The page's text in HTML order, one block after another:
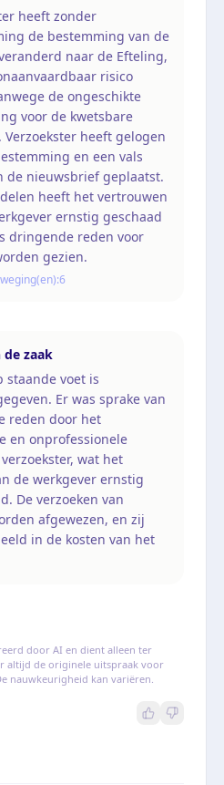
heeft zonder
de bestemming van de
naar de Efteling,
risico
de ongeschikte
voor de kwetsbare
Verzoekster heeft gelogen
en een vals
de nieuwsbrief geplaatst.
heeft het vertrouwen
ernstig geschaad
dringende reden voor
gezien.
6
zaak
staande voet is
Er was sprake van
reden door het
en onprofessionele
wat het
de werkgever ernstig
De verzoeken van
afgewezen, en zij
in de kosten van het
door AI en dient alleen ter
altijd de originele uitspraak voor
nauwkeurigheid kan variëren.